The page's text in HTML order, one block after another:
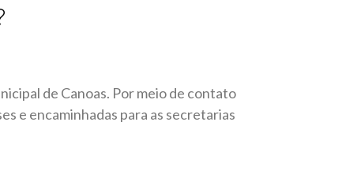
de Canoas. Por meio de contato
e encaminhadas para as secretarias